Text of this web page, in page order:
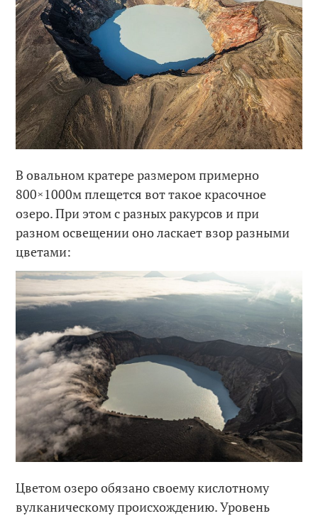
В овальном кратере размером примерно
800×1000м плещется вот такое красочное
озеро. При этом с разных ракурсов и при
разном освещении оно ласкает взор разными
цветами:
Цветом озеро обязано своему кислотному
вулканическому происхождению. Уровень